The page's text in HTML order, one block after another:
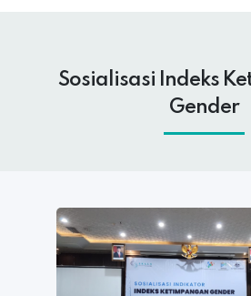
Sosialisasi Indeks
Gender